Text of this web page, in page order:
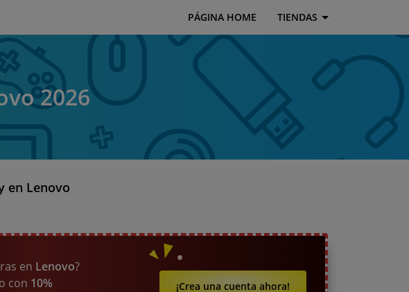
PÁGINA HOME TIENDAS
2026
en Lenovo
en Lenovo?
con 10%
¡Crea una cuenta ahora!